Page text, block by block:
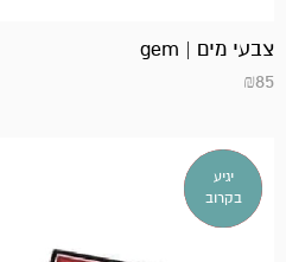
צבעי מים | gem
₪85
יגיע
בקרוב
אזל
במלאי!